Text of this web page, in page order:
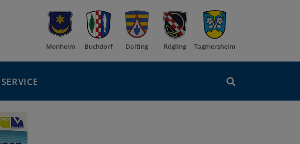
Monheim Buchdorf Daiting Rögling Tagmersheim
SERVICE